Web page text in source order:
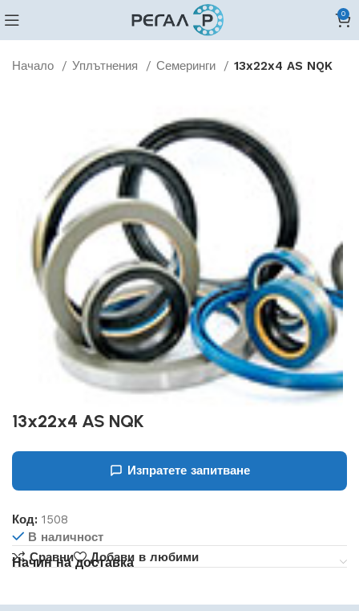
0
Начало Уплътнения Семеринги 13x22x4 AS NQK
13x22x4 AS NQK
Изпратете запитване
Код:1508
В наличност
Сравни
Добави в любими
Начин на доставка